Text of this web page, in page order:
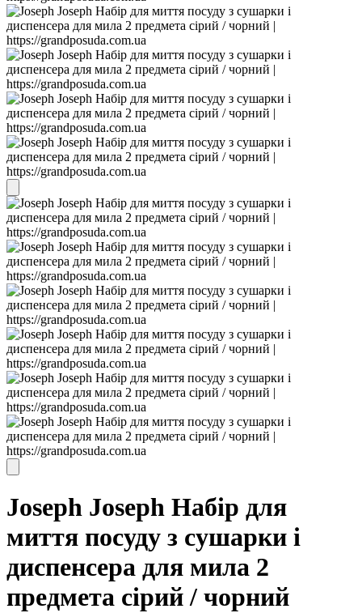
Joseph Joseph Набір для
миття посуду з сушарки і
диспенсера для мила 2
предмета сірий / чорний